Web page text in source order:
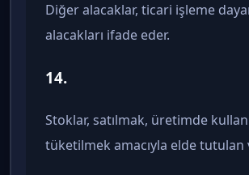
Diğer alacaklar, ticari işleme
alacakları ifade eder.
14.
Stoklar, satılmak, üretimde
tüketilmek amacıyla elde tutulan